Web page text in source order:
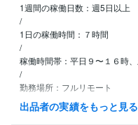
1週間の稼働日数：週5日以上
/
1日の稼働時間：７時間
/
稼働時間帯：平日９〜１６時、
/
勤務場所：フルリモート
※土日祝は返信が夜になる可能
出品者の実績をもっと見る